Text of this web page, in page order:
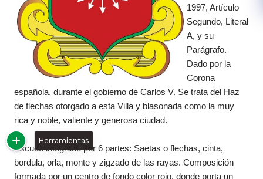
1997, Artículo
Segundo, Literal
A, y su
Parágrafo.
Dado por la
Corona
española, durante el gobierno de Carlos V. Se trata del Haz
de flechas otorgado a esta Villa y blasonada como la muy
rica y noble, valiente y generosa ciudad.
Escudo integrado por 6 partes: Saetas o flechas, cinta,
bordula, orla, monte y zigzado de las rayas. Composición
formada por un centro de fondo color rojo, donde porta un
Herramientas